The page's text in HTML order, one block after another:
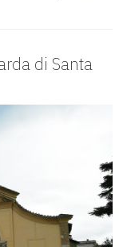
di Santa